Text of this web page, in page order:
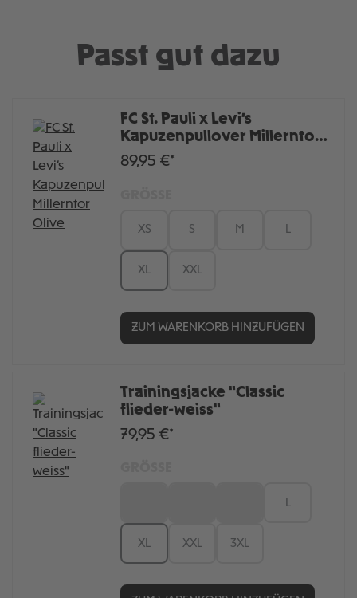
Passt gut dazu
FC St. Pauli x Levi’s
Kapuzenpullover Millerntor
Olive
89,95 €*
XS S M L
XL XXL
ZUM WARENKORB HINZUFÜGEN
Trainingsjacke "Classic
flieder-weiss"
79,95 €*
XL XXL 3XL